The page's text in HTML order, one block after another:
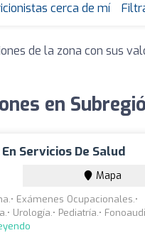
cerca de mí
de la zona con sus
en
Servicios De Salud
Mapa
Exámenes Ocupacionales.•
Urología.• Pediatría.•